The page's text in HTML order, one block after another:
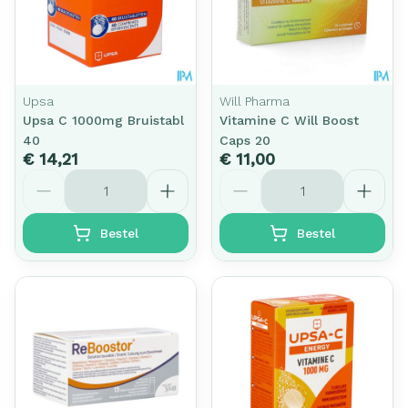
Upsa
Upsa C 1000mg Bruistabl
40
€ 14,21
Aantal
Bestel
Will Pharma
Vitamine C Will Boost
Caps 20
€ 11,00
Aantal
Bestel